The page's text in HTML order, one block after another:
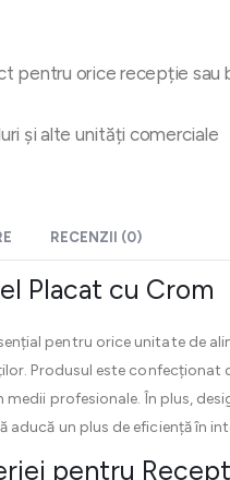
pentru orice recepție sau
și alte unități comerciale
RECENZII (0)
Placat cu Crom
pentru orice unitate de
Produsul este confecționat
profesionale. În plus,
aducă un plus de eficiență în
pentru